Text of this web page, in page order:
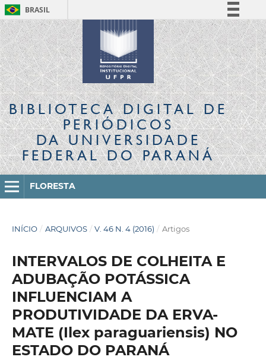
BRASIL
Simplifique!
Comunica BR
Participe
Acesso à informação
Legislação
Canais
BIBLIOTECA DIGITALDE
PERIÓDICOS
DA UNIVERSIDADE
FEDERAL DO PARANÁ
FLORESTA
INÍCIO / ARQUIVOS / V. 46 N. 4 (2016) / Artigos
INTERVALOS DE COLHEITA E
ADUBAÇÃO POTÁSSICA
INFLUENCIAM A
PRODUTIVIDADE DA ERVA-
MATE (Ilex paraguariensis) NO
ESTADO DO PARANÁ